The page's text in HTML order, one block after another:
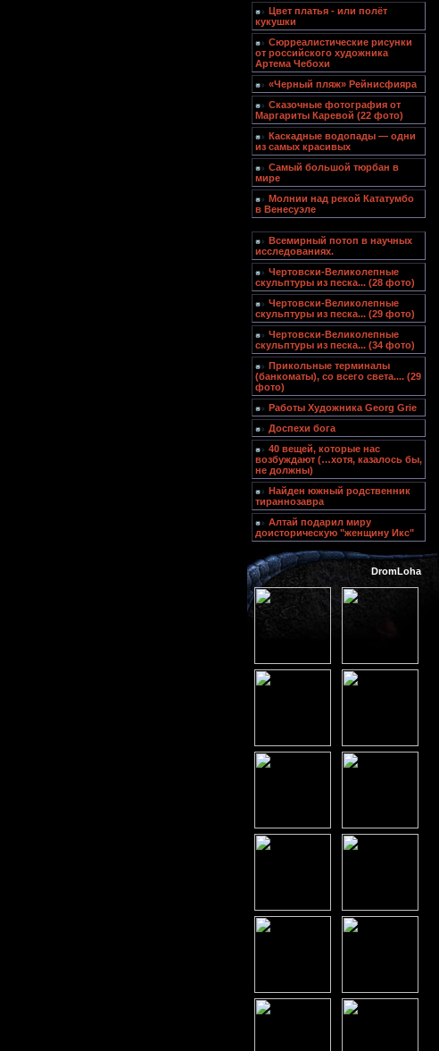
Цвет платья - или полёт
кукушки
Сюрреалистические рисунки
от российского художника
Артема Чебохи
«Черный пляж» Рейнисфияра
Сказочные фотография от
Маргариты Каревой (22 фото)
Каскадные водопады — одни
из самых красивых
Самый большой тюрбан в
мире
Молнии над рекой Кататумбо
в Венесуэле
Всемирный потоп в научных
исследованиях.
Чертовски-Великолепные
скульптуры из песка... (28 фото)
Чертовски-Великолепные
скульптуры из песка... (29 фото)
Чертовски-Великолепные
скульптуры из песка... (34 фото)
Прикольные терминалы
(банкоматы), со всего света.... (29
фото)
Работы Художника Georg Grie
Доспехи бога
40 вещей, которые нас
возбуждают (…хотя, казалось бы,
не должны)
Найден южный родственник
тираннозавра
Алтай подарил миру
доисторическую "женщину Икс"
DromLoha